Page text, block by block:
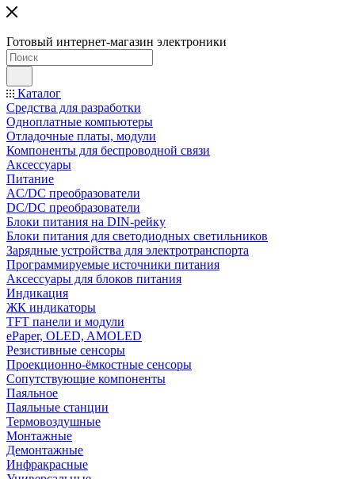
Готовый интернет-магазин электроники
Каталог
Средства для разработки
Одноплатные компьютеры
Отладочные платы, модули
Компоненты для беспроводной связи
Аксессуары
Питание
AC/DC преобразователи
DC/DC преобразователи
Блоки питания на DIN-рейку
Блоки питания для светодиодных светильников
Зарядные устройства для электротранспорта
Программируемые источники питания
Аксессуары для блоков питания
Индикация
ЖК индикаторы
TFT панели и модули
ePaper, OLED, AMOLED
Резистивные сенсоры
Проекционно-ёмкостные сенсоры
Сопутствующие компоненты
Паяльное
Паяльные станции
Термовоздушные
Монтажные
Демонтажные
Инфракрасные